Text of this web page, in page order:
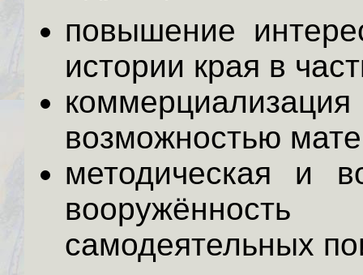
повышение
истории края в
возможностью
методическая и
самодеятельных